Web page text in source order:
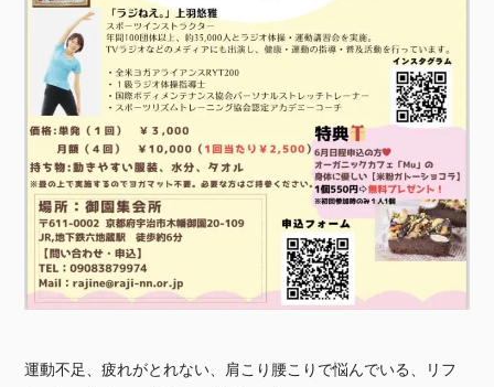
運動不足、疲れがとれない、肩こり腰こりで悩んでいる、リフ